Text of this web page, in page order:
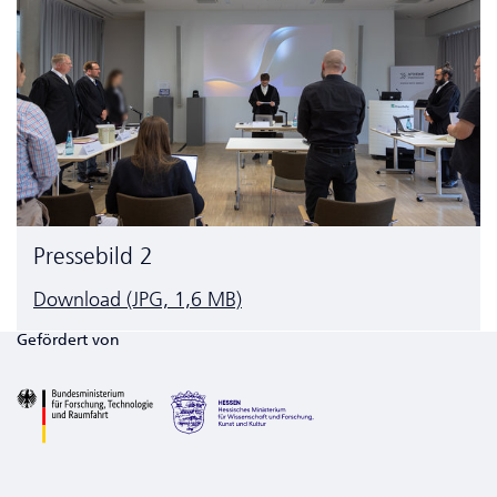
Pressebild 2
Download (JPG, 1,6 MB)
Gefördert von